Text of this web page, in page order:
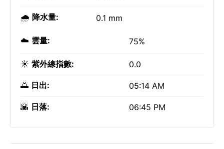
🌧️ 降水量: 0.1 mm
☁️ 雲量: 75%
☀️ 紫外線指數: 0.0
🌅 日出: 05:14 AM
🌇 日落: 06:45 PM